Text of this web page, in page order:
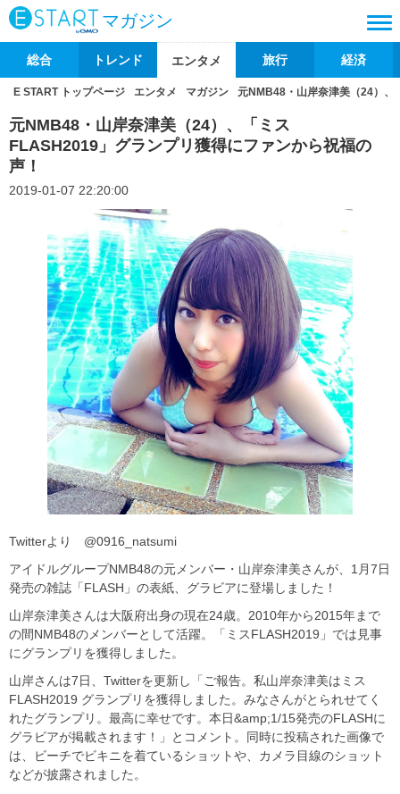
マガジン
総合 トレンド エンタメ 旅行 経済
E START トップページ エンタメ マガジン 元NMB48・山岸奈津美（24）、
元NMB48・山岸奈津美（24）、「ミス
FLASH2019」グランプリ獲得にファンから祝福の
声！
2019-01-07 22:20:00
Twitterより @0916_natsumi
アイドルグループNMB48の元メンバー・山岸奈津美さんが、1月7日
発売の雑誌「FLASH」の表紙、グラビアに登場しました！
山岸奈津美さんは大阪府出身の現在24歳。2010年から2015年まで
の間NMB48のメンバーとして活躍。「ミスFLASH2019」では見事
にグランプリを獲得しました。
山岸さんは7日、Twitterを更新し「ご報告。私山岸奈津美はミス
FLASH2019 グランプリを獲得しました。みなさんがとられせてく
れたグランプリ。最高に幸せです。本日&amp;1/15発売のFLASHに
グラビアが掲載されます！」とコメント。同時に投稿された画像で
は、ビーチでビキニを着ているショットや、カメラ目線のショット
などが披露されました。